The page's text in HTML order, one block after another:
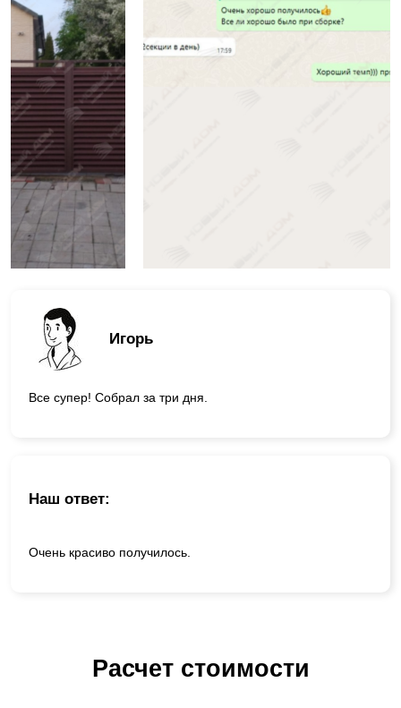
Игорь
Все супер! Собрал за три дня.
Наш ответ:
Очень красиво получилось.
Расчет стоимости